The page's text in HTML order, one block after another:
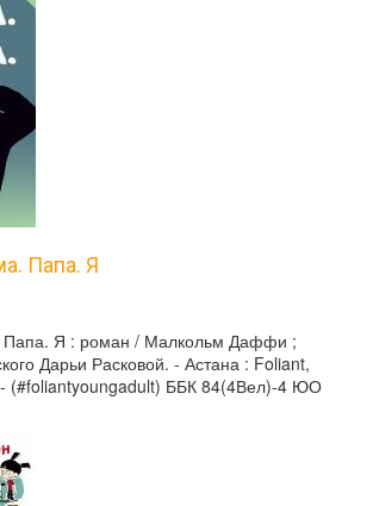
Папа. Я
Я : роман / Малкольм Даффи ;
Дарьи Расковой. - Астана : Foliant,
(#foliantyoungadult) ББК 84(4Вел)-4 ЮО